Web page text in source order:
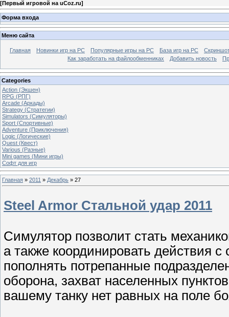
[Первый игровой на uCoz.ru]
Форма входа
Меню сайта
Главная Новинки игр на PC Популярные игры на PC База игр на РС
Как заработать на файлообменниках
Добавить новость
Categories
Action (Экшен)
RPG (РПГ)
Arcade (Аркады)
Strategy (Стратегии)
Simulators (Симуляторы)
Sport (Спортивные)
Adventure (Приключения)
Logic (Логические)
Quest (Квест)
Various (Разные)
Mini games (Мини игры)
Софт для игр
Главная » 2011 » Декабрь » 27
Steel Armor Стальной удар 2011
Симулятор позволит стать
а также координировать действия
пополнять потрепанные
оборона, захват населенных
вашему танку нет равных на поле